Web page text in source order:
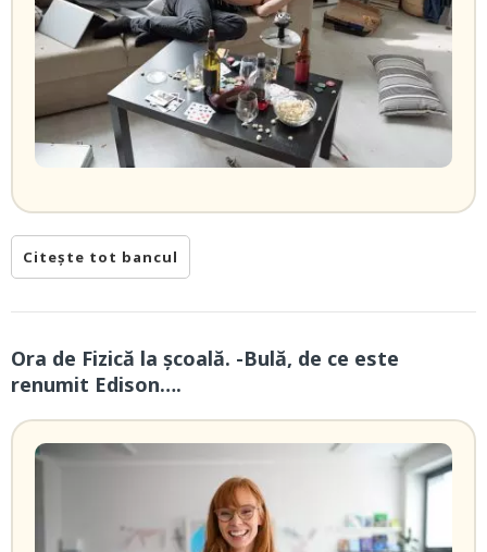
Citește tot bancul
Ora de Fizică la școală. -Bulă, de ce este
renumit Edison….